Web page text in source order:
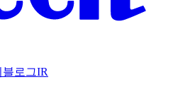
블로그IR